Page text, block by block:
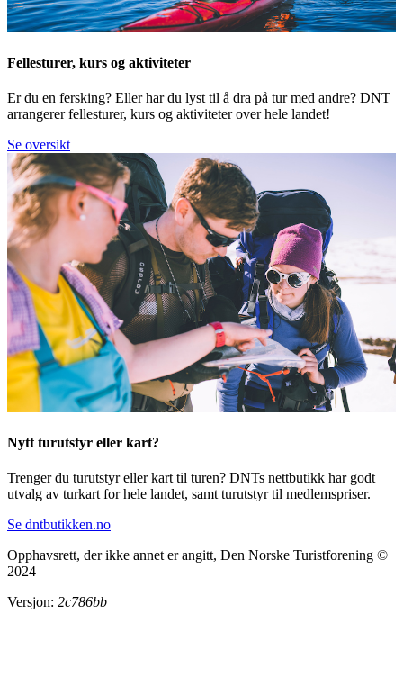
Fellesturer, kurs og aktiviteter
Er du en fersking? Eller har du lyst til å dra på tur med andre? DNT
arrangerer fellesturer, kurs og aktiviteter over hele landet!
Se oversikt
Nytt turutstyr eller kart?
Trenger du turutstyr eller kart til turen? DNTs nettbutikk har godt
utvalg av turkart for hele landet, samt turutstyr til medlemspriser.
Se dntbutikken.no
Opphavsrett, der ikke annet er angitt, Den Norske Turistforening ©
2024
Versjon: 2c786bb